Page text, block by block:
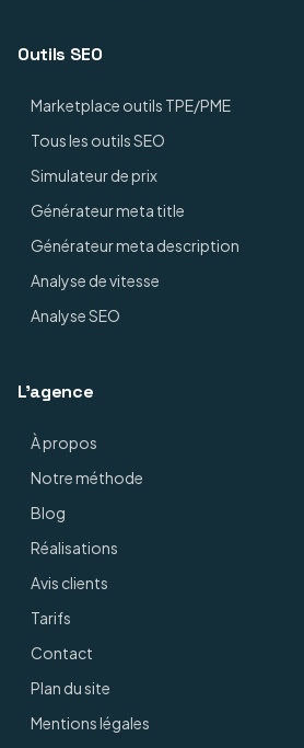
Outils SEO
Marketplace outils TPE/PME
Tous les outils SEO
Simulateur de prix
Générateur meta title
Générateur meta description
Analyse de vitesse
Analyse SEO
L'agence
À propos
Notre méthode
Blog
Réalisations
Avis clients
Tarifs
Contact
Plan du site
Mentions légales